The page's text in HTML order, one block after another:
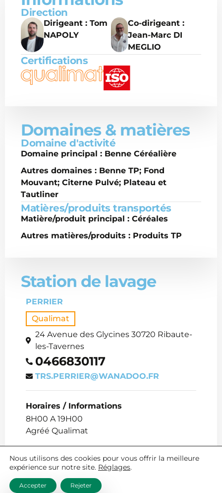
Direction
Dirigeant : Tom
NAPOLY
Co-dirigeant :
Jean-Marc DI
MEGLIO
Certifications
Domaines & matières
Domaine d'activité
Domaine principal : Benne Céréalière
Autres domaines : Benne TP; Fond
Mouvant; Citerne Pulvé; Plateau et
Tautliner
Matières/produits transportés
Matière/produit principal : Céréales
Autres matières/produits : Produits TP
Station de lavage
PERRIER
Qualimat
24 Avenue des Glycines 30720 Ribaute-
les-Tavernes
0466830117
TRS.PERRIER@WANADOO.FR
Horaires / Informations
8H00 A 19H00
Agréé Qualimat
Nous utilisons des cookies pour vous offrir la meilleure
expérience sur notre site. Réglages.
Accepter Rejeter